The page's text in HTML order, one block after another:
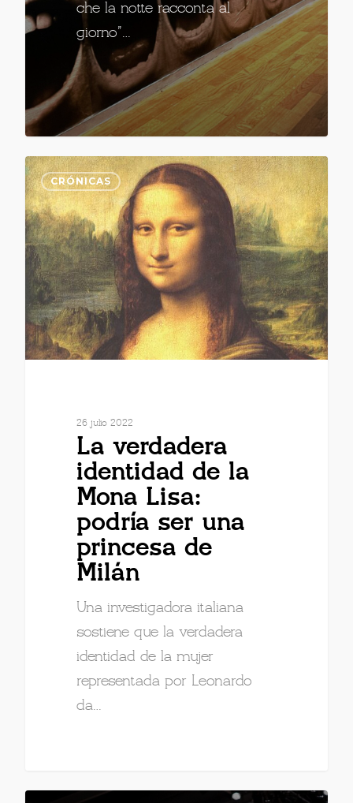
che la notte racconta al
giorno"…
CRÓNICAS
26 julio 2022
La verdadera
identidad de la
Mona Lisa:
podría ser una
princesa de
Milán
Una investigadora italiana
sostiene que la verdadera
identidad de la mujer
representada por Leonardo
da…